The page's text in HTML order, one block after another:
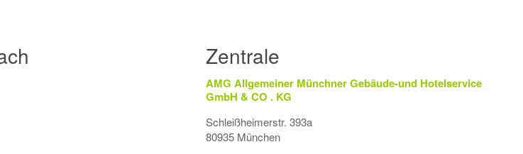
Zentrale
AMG Allgemeiner Münchner Gebäude-und Hotelservice
GmbH & CO . KG
Schleißheimerstr. 393a
80935 München